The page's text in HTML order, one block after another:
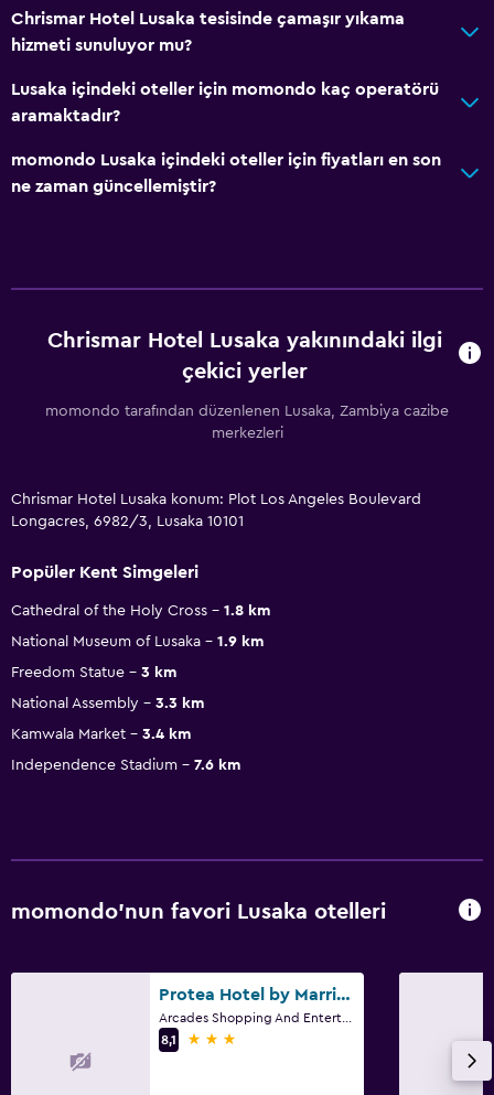
Chrismar Hotel Lusaka tesisinde çamaşır yıkama
hizmeti sunuluyor mu?
Lusaka içindeki oteller için momondo kaç operatörü
aramaktadır?
momondo Lusaka içindeki oteller için fiyatları en son
ne zaman güncellemiştir?
Chrismar Hotel Lusaka yakınındaki ilgi
çekici yerler
momondo tarafından düzenlenen Lusaka, Zambiya cazibe
merkezleri
Chrismar Hotel Lusaka konum: Plot Los Angeles Boulevard
Longacres, 6982/3, Lusaka 10101
Popüler Kent Simgeleri
Cathedral of the Holy Cross
1.8 km
National Museum of Lusaka
1.9 km
Freedom Statue
3 km
National Assembly
3.3 km
Kamwala Market
3.4 km
Independence Stadium
7.6 km
momondo'nun favori Lusaka otelleri
Protea Hotel by Marriott Lusaka
8,1
3 yıldız